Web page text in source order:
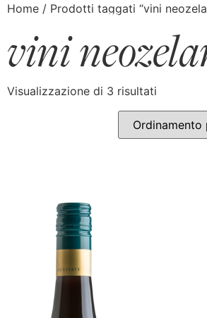
Home / Prodotti taggati “vini
vini
Visualizzazione di 3 risultati